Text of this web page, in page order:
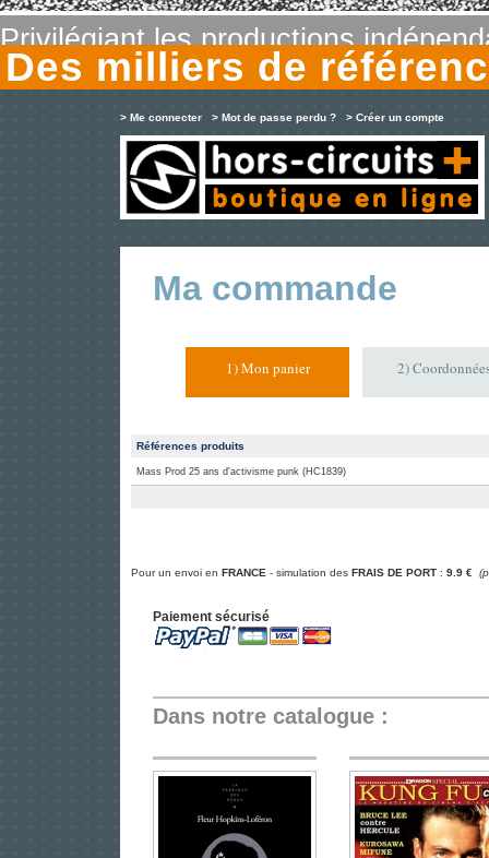
Privilégiant les productions
Des milliers de
> Me connecter > Mot de passe perdu ? > Créer un compte
Ma commande
1) Mon panier 2)
Références produits
Mass Prod 25 ans d'activisme punk (HC1839)
Pour un envoi en FRANCE - simulation des FRAIS DE PORT : 9.9 €
Paiement sécurisé
Dans notre catalogue :